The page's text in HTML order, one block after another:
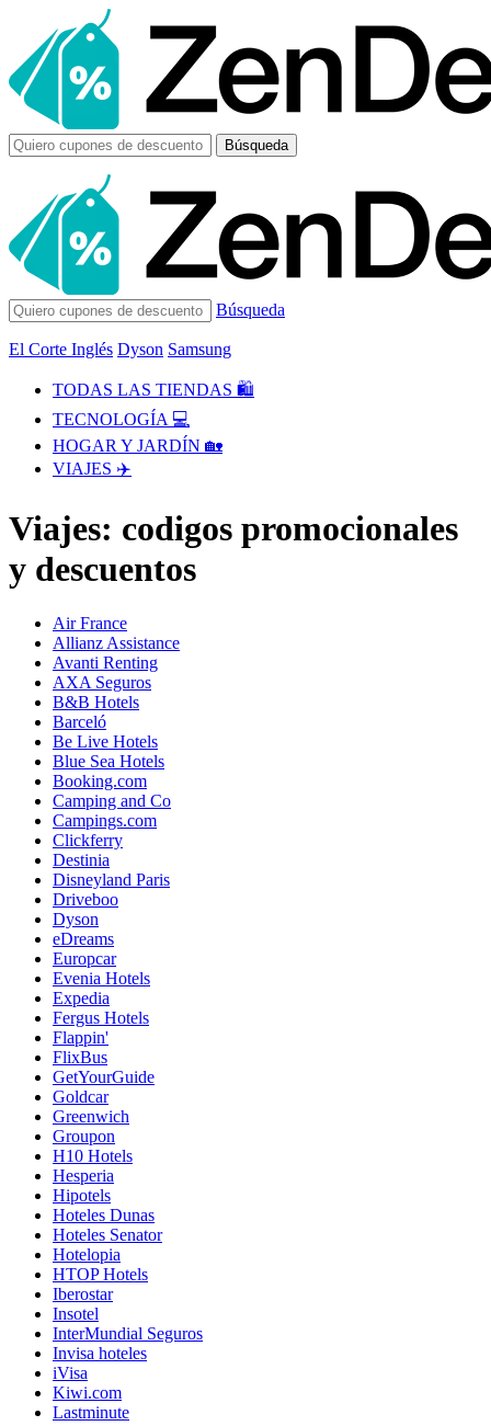
Búsqueda
Búsqueda
El Corte Inglés Dyson Samsung
TODAS LAS TIENDAS 🛍️
TECNOLOGÍA 💻
HOGAR Y JARDÍN 🏡
VIAJES ✈️
Viajes: codigos promocionales
y descuentos
Air France
Allianz Assistance
Avanti Renting
AXA Seguros
B&B Hotels
Barceló
Be Live Hotels
Blue Sea Hotels
Booking.com
Camping and Co
Campings.com
Clickferry
Destinia
Disneyland Paris
Driveboo
Dyson
eDreams
Europcar
Evenia Hotels
Expedia
Fergus Hotels
Flappin'
FlixBus
GetYourGuide
Goldcar
Greenwich
Groupon
H10 Hotels
Hesperia
Hipotels
Hoteles Dunas
Hoteles Senator
Hotelopia
HTOP Hotels
Iberostar
Insotel
InterMundial Seguros
Invisa hoteles
iVisa
Kiwi.com
Lastminute